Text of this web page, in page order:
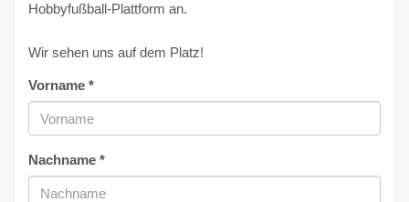
Hobbyfußball-Plattform an.
Wir sehen uns auf dem Platz!
Vorname *
Nachname *